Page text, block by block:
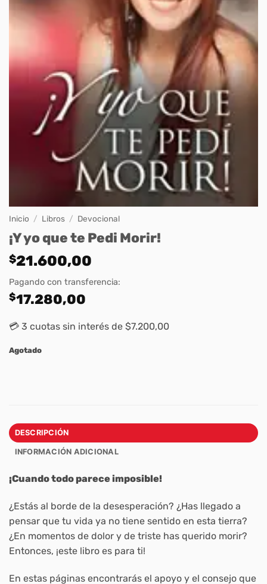
Inicio / Libros / Devocional
¡Y yo que te Pedi Morir!
$21.600,00
Pagando con transferencia:
$17.280,00
💳 3 cuotas sin interés de $7.200,00
Agotado
DESCRIPCIÓN
INFORMACIÓN ADICIONAL
¡Cuando todo parece imposible!
¿Estás al borde de la desesperación? ¿Has llegado a
pensar que tu vida ya no tiene sentido en esta tierra?
¿En momentos de dolor y de triste has querido morir?
Entonces, ¡este libro es para ti!
En estas páginas encontrarás el apoyo y el consejo que